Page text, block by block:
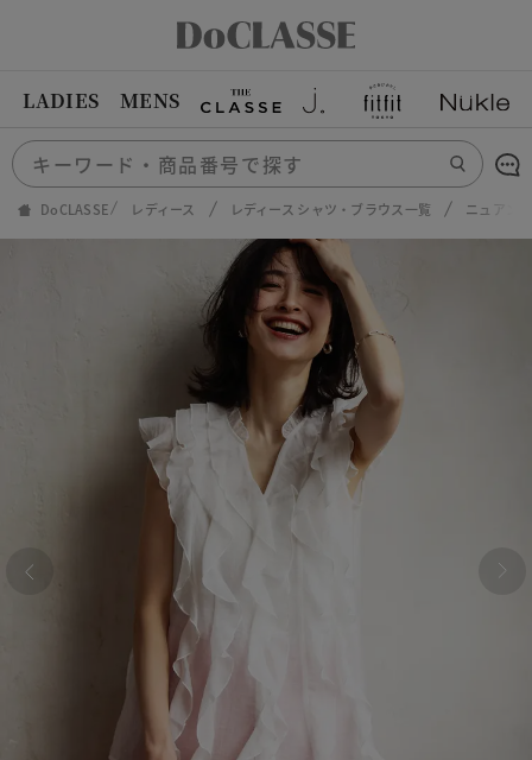
LADIES MENS
DoCLASSE レディース レディース シャツ・ブラウス一覧 ニュアン